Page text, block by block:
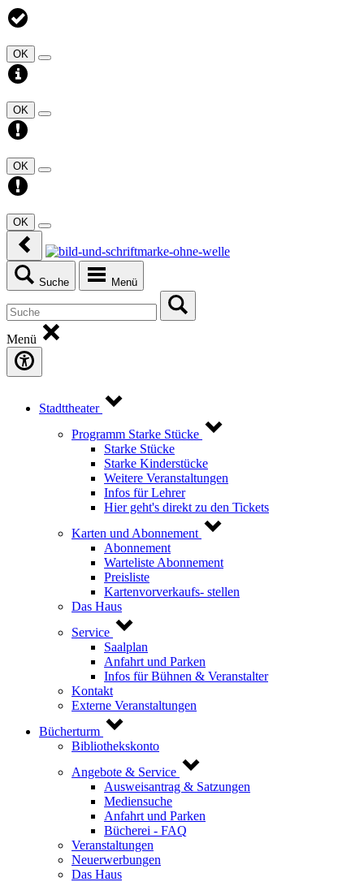
OK
OK
OK
OK
Suche Menü
Menü
Stadttheater
Programm Starke Stücke
Starke Stücke
Starke Kinderstücke
Weitere Veranstaltungen
Infos für Lehrer
Hier geht's direkt zu den Tickets
Karten und Abonnement
Abonnement
Warteliste Abonnement
Preisliste
Kartenvorverkaufs- stellen
Das Haus
Service
Saalplan
Anfahrt und Parken
Infos für Bühnen & Veranstalter
Kontakt
Externe Veranstaltungen
Bücherturm
Bibliothekskonto
Angebote & Service
Ausweisantrag & Satzungen
Mediensuche
Anfahrt und Parken
Bücherei - FAQ
Veranstaltungen
Neuerwerbungen
Das Haus